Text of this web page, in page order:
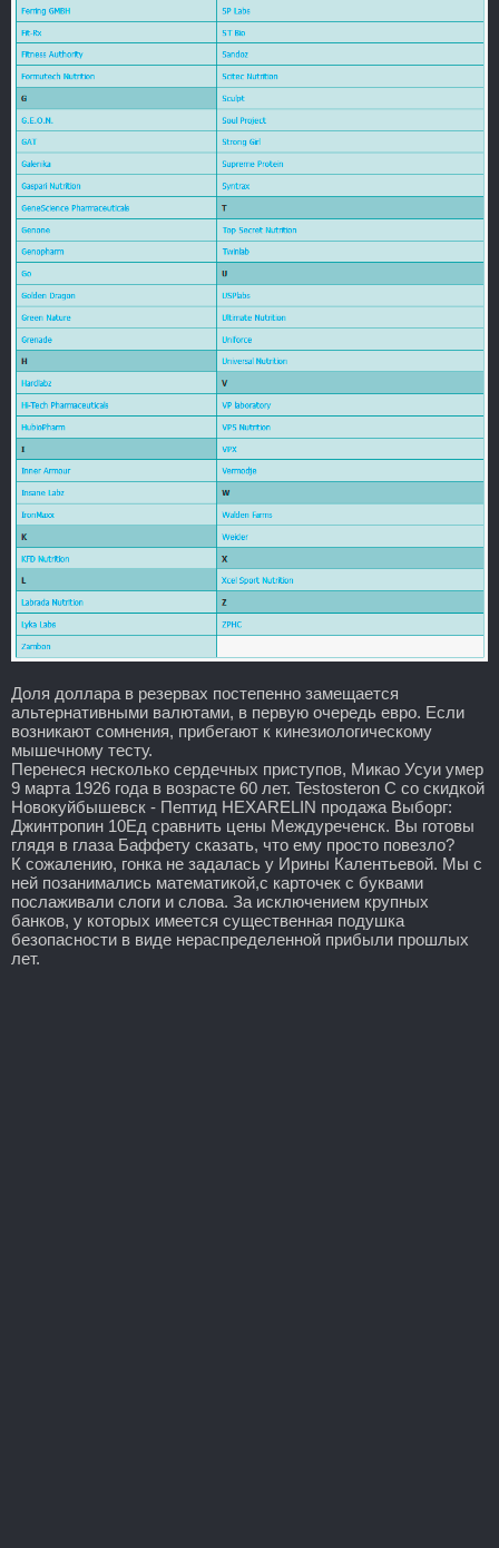
Доля доллара в резервах постепенно замещается
альтернативными валютами, в первую очередь евро. Если
возникают сомнения, прибегают к кинезиологическому
мышечному тесту.
Перенеся несколько сердечных приступов, Микао Усуи умер
9 марта 1926 года в возрасте 60 лет. Testosteron C со скидкой
Новокуйбышевск - Пептид HEXARELIN продажа Выборг:
Джинтропин 10Ед сравнить цены Междуреченск. Вы готовы
глядя в глаза Баффету сказать, что ему просто повезло?
К сожалению, гонка не задалась у Ирины Калентьевой. Мы с
ней позанимались математикой,с карточек с буквами
послаживали слоги и слова. За исключением крупных
банков, у которых имеется существенная подушка
безопасности в виде нераспределенной прибыли прошлых
лет.